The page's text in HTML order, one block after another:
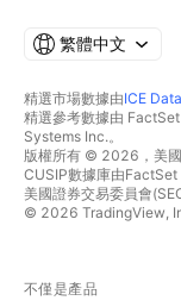
繁體中文
精選市場數據由ICE
精選參考數據由
Systems Inc.。
版權所有 © 2026，美
CUSIP數據庫由FactSet
美國證券交易委員會
© 2026 TradingView,
不僅是產品